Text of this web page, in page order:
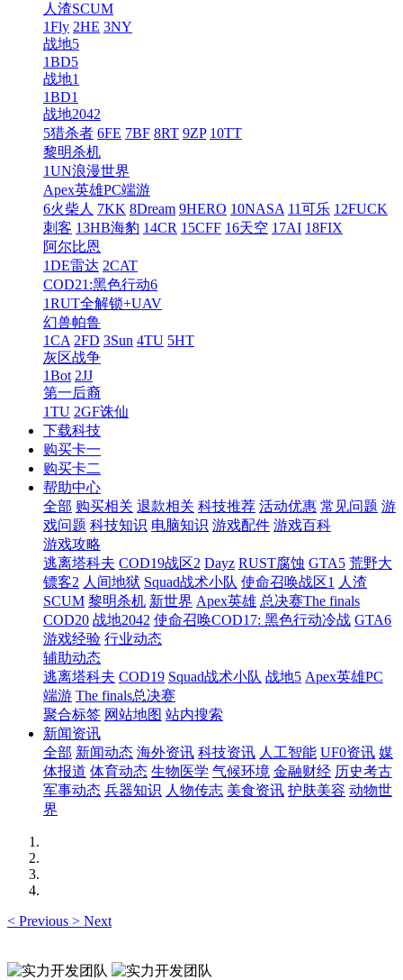
人渣SCUM
1Fly 2HE 3NY
战地5
1BD5
战地1
1BD1
战地2042
5猎杀者 6FE 7BF 8RT 9ZP 10TT
黎明杀机
1UN浪漫世界
Apex英雄PC端游
6火柴人 7KK 8Dream 9HERO 10NASA 11可乐 12FUCK
刺客 13HB海豹 14CR 15CFF 16天空 17AI 18FIX
阿尔比恩
1DE雷达 2CAT
COD21:黑色行动6
1RUT全解锁+UAV
幻兽帕鲁
1CA 2FD 3Sun 4TU 5HT
灰区战争
1Bot 2JJ
第一后裔
1TU 2GF诛仙
下载科技
购买卡一
购买卡二
帮助中心
全部 购买相关 退款相关 科技推荐 活动优惠 常见问题 游
戏问题 科技知识 电脑知识 游戏配件 游戏百科
游戏攻略
逃离塔科夫 COD19战区2 Dayz RUST腐蚀 GTA5 荒野大
镖客2 人间地狱 Squad战术小队 使命召唤战区1 人渣
SCUM 黎明杀机 新世界 Apex英雄 总决赛The finals
COD20 战地2042 使命召唤COD17: 黑色行动冷战 GTA6
游戏经验 行业动态
辅助动态
逃离塔科夫 COD19 Squad战术小队 战地5 Apex英雄PC
端游 The finals总决赛
聚合标签 网站地图 站内搜索
新闻资讯
全部 新闻动态 海外资讯 科技资讯 人工智能 UF0资讯 媒
体报道 体育动态 生物医学 气候环境 金融财经 历史考古
军事动态 兵器知识 人物传志 美食资讯 护肤美容 动物世
界
< Previous > Next